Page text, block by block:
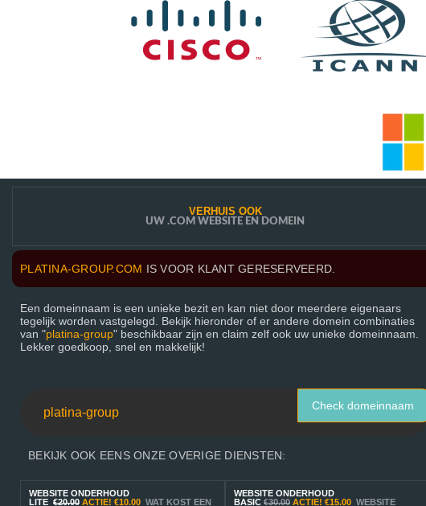
VERHUIS OOK
UW .COM WEBSITE EN DOMEIN
PLATINA-GROUP.COM IS VOOR KLANT GERESERVEERD.
Een domeinnaam is een unieke bezit en kan niet door meerdere eigenaars
tegelijk worden vastgelegd. Bekijk hieronder of er andere domein combinaties
van "platina-group" beschikbaar zijn en claim zelf ook uw unieke domeinnaam.
Lekker goedkoop, snel en makkelijk!
Check domeinnaam
BEKIJK OOK EENS ONZE OVERIGE DIENSTEN:
WEBSITE ONDERHOUD
LITE €20.00 ACTIE! €10.00 WAT KOST EEN
WEBSITE ONDERHOUD
BASIC €30.00 ACTIE! €15.00 WEBSITE